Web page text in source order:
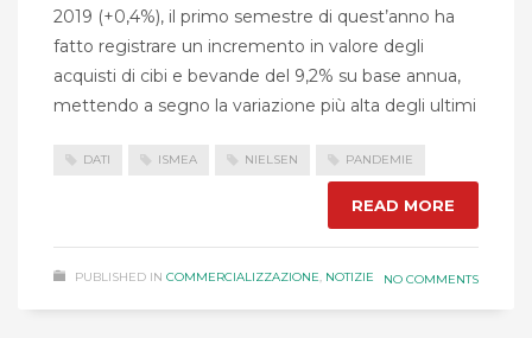
2019 (+0,4%), il primo semestre di quest’anno ha
fatto registrare un incremento in valore degli
acquisti di cibi e bevande del 9,2% su base annua,
mettendo a segno la variazione più alta degli ultimi
DATI ISMEA NIELSEN PANDEMIE
READ MORE
PUBLISHED IN COMMERCIALIZZAZIONE, NOTIZIE NO COMMENTS